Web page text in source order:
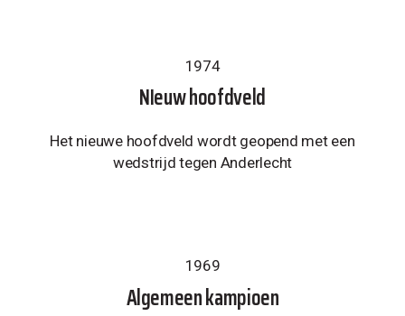
1974
NIeuw hoofdveld
Het nieuwe hoofdveld wordt geopend met een
wedstrijd tegen Anderlecht
1969
Algemeen kampioen